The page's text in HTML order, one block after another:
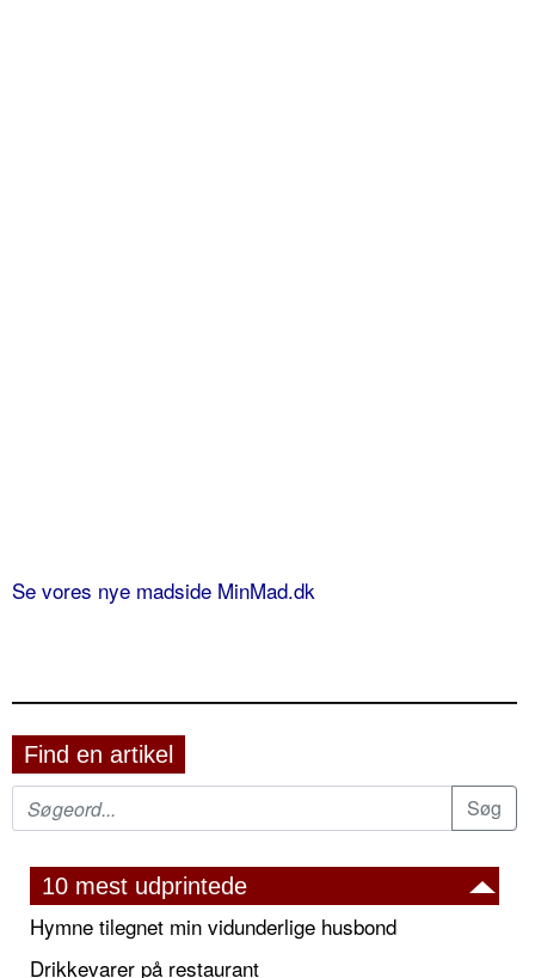
Se vores nye madside MinMad.dk
Find en artikel
10 mest udprintede
Hymne tilegnet min vidunderlige husbond
Drikkevarer på restaurant